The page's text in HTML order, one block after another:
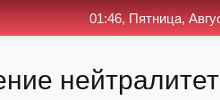
01:46, Пятница,